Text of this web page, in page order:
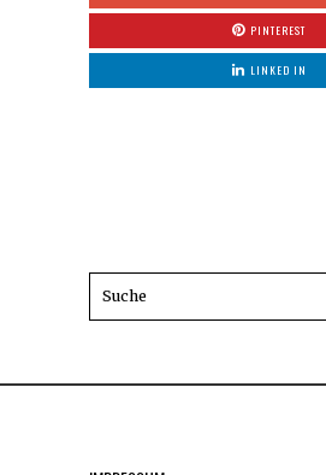
PINTEREST
LINKED IN